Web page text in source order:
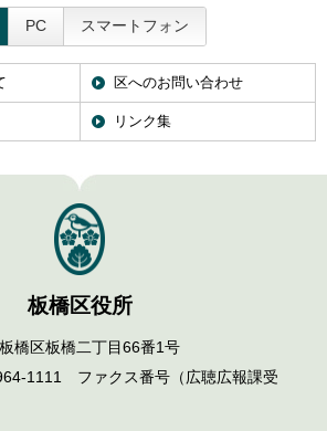
PC スマートフォン
区へのお問い合わせ
リンク集
板橋区役所
橋区板橋二丁目66番1号
1111 ファクス番号（広聴広報課受